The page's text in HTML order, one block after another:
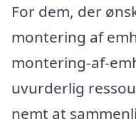
For dem, der
montering af
montering-af-
uvurderlig
nemt at